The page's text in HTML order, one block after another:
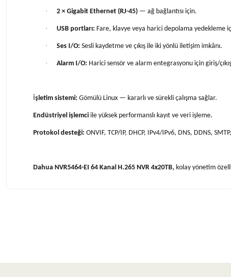
· 2 × Gigabit Ethernet (RJ-45) — ağ bağlantısı için.
· USB portları: Fare, klavye veya harici depolama yedekleme
· Ses I/O: Sesli kaydetme ve çıkış ile iki yönlü iletişim imkânı.
· Alarm I/O: Harici sensör ve alarm entegrasyonu için giriş/
İşletim sistemi: Gömülü Linux — kararlı ve sürekli çalışma sağlar.
Endüstriyel işlemci ile yüksek performanslı kayıt ve veri işleme.
Protokol desteği: ONVIF, TCP/IP, DHCP, IPv4/IPv6, DNS, DDNS,
Dahua NVR5464-EI 64 Kanal H.265 NVR 4x20TB, kolay yönetim